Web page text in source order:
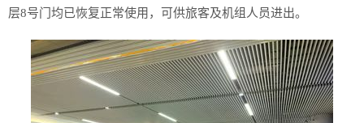
层8号门均已恢复正常使用，可供旅客及机组人员进出。